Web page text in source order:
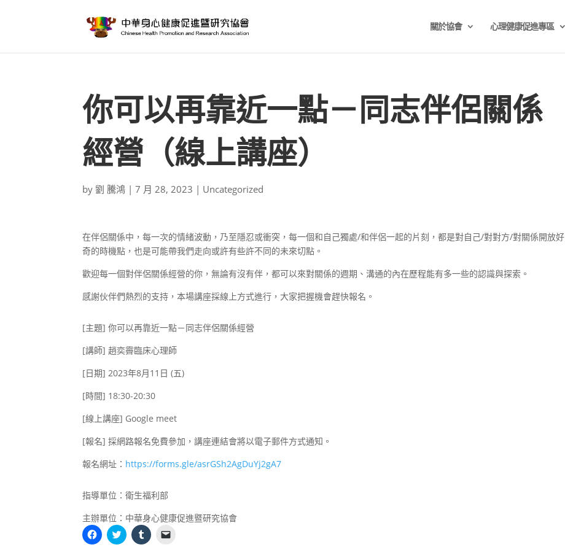
關於協會 心理健康促進專區
你可以再靠近一點－同志伴侶關係
經營（線上講座）
by劉 騰鴻 |7 月 28, 2023 | Uncategorized
在伴侶關係中，每一次的情緒波動，乃至隱忍或衝突，每一個和自己獨處/和伴侶一起的片刻，都是對自己/對對方/對關係開放好
奇的時機點，也是可能帶我們走向或許有些許不同的未來切點。
歡迎每一個對伴侶關係經營的你，無論有沒有伴，都可以來對關係的週期、溝通的內在歷程能有多一些的認識與探索。
感謝伙伴們熱烈的支持，本場講座採線上方式進行，大家把握機會趕快報名。
[主題] 你可以再靠近一點－同志伴侶關係經營
[講師] 趙奕霽臨床心理師
[日期] 2023年8月11日 (五)
[時間] 18:30-20:30
[線上講座] Google meet
[報名] 採網路報名免費參加，講座連結會將以電子郵件方式通知。
報名網址： https://forms.gle/asrGSh2AgDuYj2gA7
指導單位：衛生福利部
主辦單位：中華身心健康促進暨研究協會
按
一
分
享
分
享